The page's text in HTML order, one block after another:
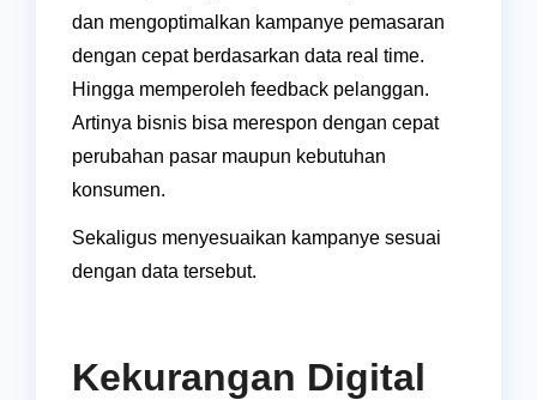
dan mengoptimalkan kampanye pemasaran
dengan cepat berdasarkan data real time.
Hingga memperoleh feedback pelanggan.
Artinya bisnis bisa merespon dengan cepat
perubahan pasar maupun kebutuhan
konsumen.
Sekaligus menyesuaikan kampanye sesuai
dengan data tersebut.
Kekurangan Digital